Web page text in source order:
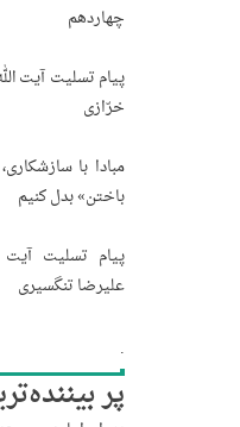
چهاردهم
پیام تسلیت آیت
خرّازی
مبادا با
باختن» بدل کنیم
پیام تسلیت آیت
علیرضا تنگسیری
.
پر